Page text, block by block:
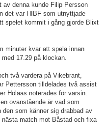
denna kunde Filip Persson
det var HIBF som utnyttjade
spelet kommit i gång gjorde Blixt
minuter kvar att spela innan
17.29 på klockan.
två vardera på Vikebrant,
Pettersson tilldelades två assist
Hölaas noterades för varsin.
ovanstående är vad som
som känner sig drabbad av
match mot Båstad och fixa